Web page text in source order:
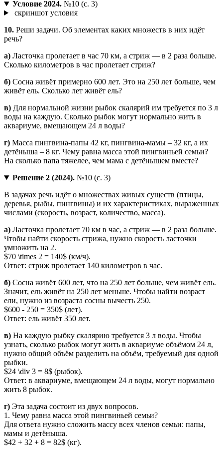
Условие 2024.№10 (с. 3)
скриншот условия
10. Реши задачи. Об элементах каких множеств в них идёт
речь?
а) Ласточка пролетает в час 70 км, а стриж — в 2 раза больше.
Сколько километров в час пролетает стриж?
б) Сосна живёт примерно 600 лет. Это на 250 лет больше, чем
живёт ель. Сколько лет живёт ель?
в) Для нормальной жизни рыбок скалярий им требуется по 3 л
воды на каждую. Сколько рыбок могут нормально жить в
аквариуме, вмещающем 24 л воды?
г) Масса пингвина-папы 42 кг, пингвина-мамы – 32 кг, а их
детёныша – 8 кг. Чему равна масса этой пингвиньей семьи?
На сколько папа тяжелее, чем мама с детёнышем вместе?
Решение 2 (2024).№10 (с. 3)
В задачах речь идёт о множествах живых существ (птицы,
деревья, рыбы, пингвины) и их характеристиках, выраженных
числами (скорость, возраст, количество, масса).
а) Ласточка пролетает 70 км в час, а стриж — в 2 раза больше.
Чтобы найти скорость стрижа, нужно скорость ласточки
умножить на 2.
$70 \times 2 = 140$ (км/ч).
Ответ: стриж пролетает 140 километров в час.
б) Сосна живёт 600 лет, что на 250 лет больше, чем живёт ель.
Значит, ель живёт на 250 лет меньше. Чтобы найти возраст
ели, нужно из возраста сосны вычесть 250.
$600 - 250 = 350$ (лет).
Ответ: ель живёт 350 лет.
в) На каждую рыбку скалярию требуется 3 л воды. Чтобы
узнать, сколько рыбок могут жить в аквариуме объёмом 24 л,
нужно общий объём разделить на объём, требуемый для одной
рыбки.
$24 \div 3 = 8$ (рыбок).
Ответ: в аквариуме, вмещающем 24 л воды, могут нормально
жить 8 рыбок.
г) Эта задача состоит из двух вопросов.
1. Чему равна масса этой пингвиньей семьи?
Для ответа нужно сложить массу всех членов семьи: папы,
мамы и детёныша.
$42 + 32 + 8 = 82$ (кг).